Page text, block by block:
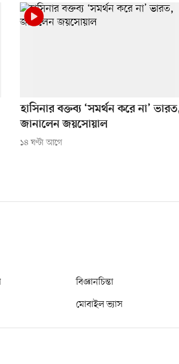
হাসিনার বক্তব্য ‘সমর্থন করে না’
জানালেন জয়সোয়াল
১৪ ঘণ্টা আগে
বিজ্ঞানচিন্তা
মোবাইল ভ্যাস